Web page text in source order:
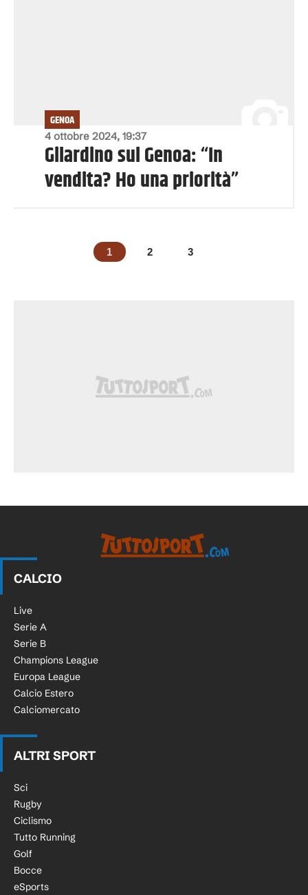
4 ottobre 2024, 19:37
GENOA
Gilardino sul Genoa: “In
vendita? Ho una priorità”
1 2 3
CALCIO
Live
Serie A
Serie B
Champions League
Europa League
Calcio Estero
Calciomercato
ALTRI SPORT
Sci
Rugby
Ciclismo
Tutto Running
Golf
Bocce
eSports